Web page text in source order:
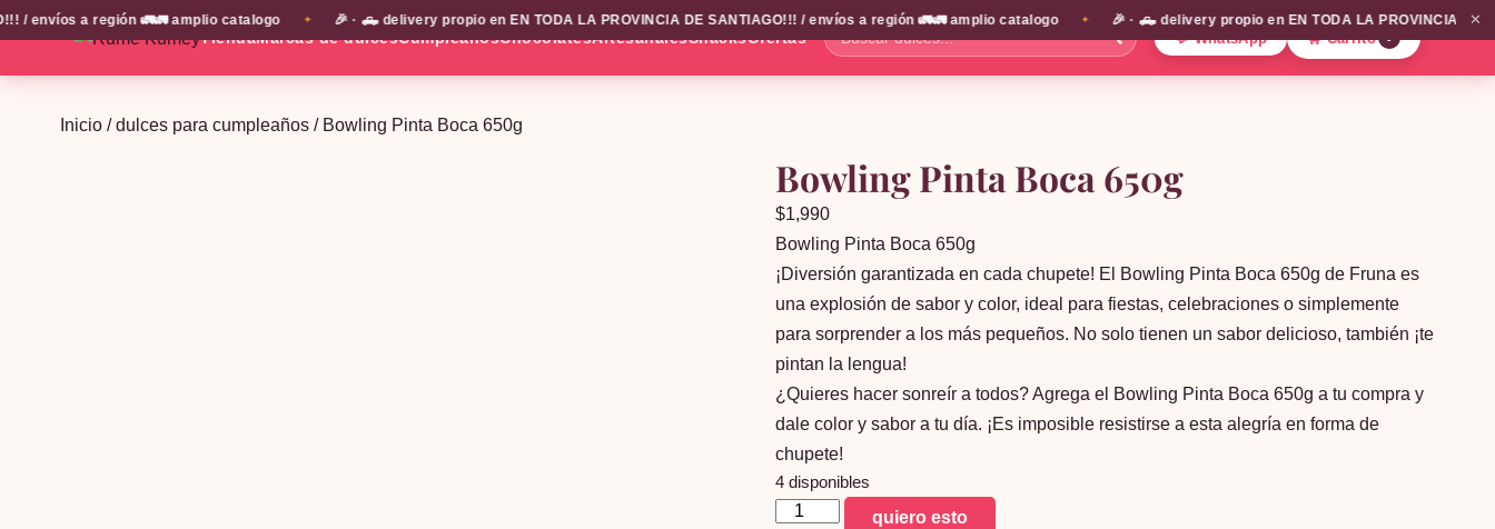
a región 🚛🚛 amplio catalogo ✦ 🎉 · 🛻 delivery propio en EN TODA LA PROVINCIA DE SANTIAGO!!! / envíos a región 🚛🚛 amplio catalogo ✦ 🎉 · 🛻 delivery propio en EN TODA LA PROVINCIA DE ✕
TiendaMarcas de dulcesCumpleañosChocolatesArtesanalesSnacksOfertas
Buscar
dulces...
🔍 💬 WhatsApp 🛒 Carrito
Inicio/dulces para cumpleaños/ Bowling Pinta Boca 650g
Bowling Pinta Boca 650g
$1,990
Bowling Pinta Boca 650g
¡Diversión garantizada en cada chupete! El Bowling Pinta Boca 650g de Fruna es
una explosión de sabor y color, ideal para fiestas, celebraciones o simplemente
para sorprender a los más pequeños. No solo tienen un sabor delicioso, también ¡te
pintan la lengua!
¿Quieres hacer sonreír a todos? Agrega el Bowling Pinta Boca 650g a tu compra y
dale color y sabor a tu día. ¡Es imposible resistirse a esta alegría en forma de
chupete!
4 disponibles
Bowling
quiero esto